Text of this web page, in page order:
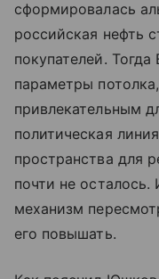
сформировалась
российская нефть
покупателей.
параметры
привлекательным
политическая
пространства для
почти не осталось.
механизм
его повышать.